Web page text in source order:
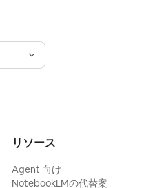
リソース
Agent 向け
NotebookLMの代替案